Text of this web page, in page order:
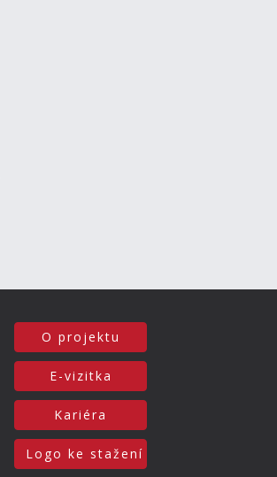
O projektu
E-vizitka
Kariéra
Logo ke stažení